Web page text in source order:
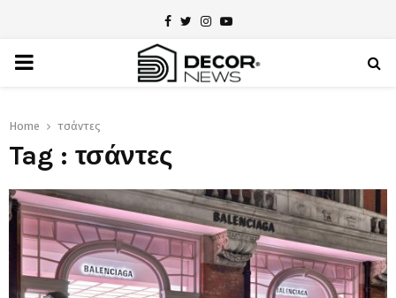
Facebook
TwitterInstagram
Youtube
PRIMARY
Home τσάντες
Tag : τσάντες